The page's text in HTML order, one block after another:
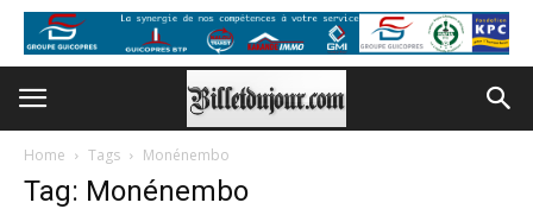
Home Tags Monénembo
Tag: Monénembo